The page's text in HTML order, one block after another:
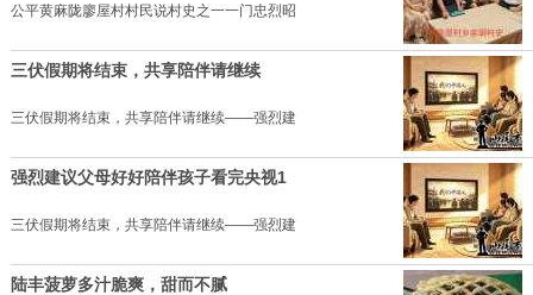
公平黄麻陇廖屋村村民说村史之一一门忠烈昭
三伏假期将结束，共享陪伴请继续
三伏假期将结束，共享陪伴请继续——强烈建
强烈建议父母好好陪伴孩子看完央视1
三伏假期将结束，共享陪伴请继续——强烈建
陆丰菠萝多汁脆爽，甜而不腻